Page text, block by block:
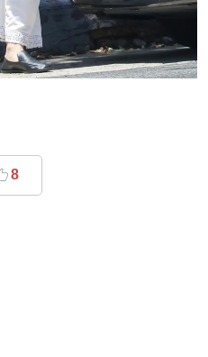
8